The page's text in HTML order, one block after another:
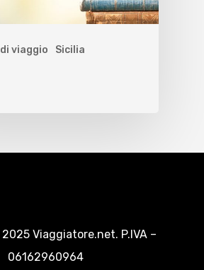
viaggio Sicilia
Viaggiatore.net. P.IVA –
06162960964